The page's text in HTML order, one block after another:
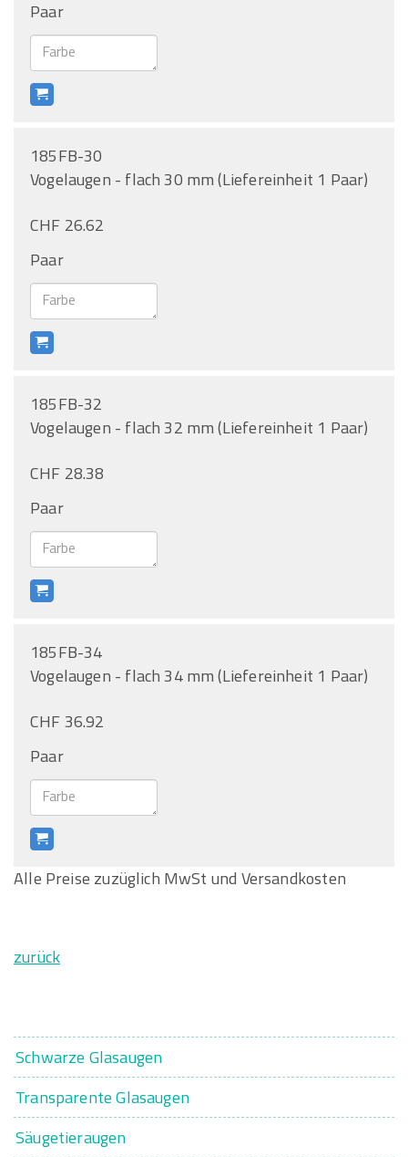
Paar
185FB-30
Vogelaugen - flach 30 mm (Liefereinheit 1 Paar)
CHF 26.62
Paar
185FB-32
Vogelaugen - flach 32 mm (Liefereinheit 1 Paar)
CHF 28.38
Paar
185FB-34
Vogelaugen - flach 34 mm (Liefereinheit 1 Paar)
CHF 36.92
Paar
Alle Preise zuzüglich MwSt und Versandkosten
zurück
Schwarze Glasaugen
Transparente Glasaugen
Säugetieraugen